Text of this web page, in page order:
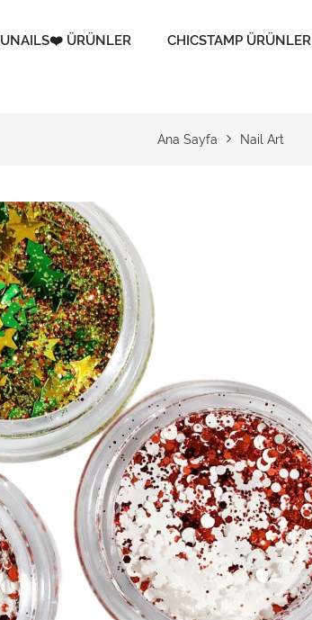
UNAILS❤️ ÜRÜNLER CHICSTAMP ÜRÜNLER
Ana Sayfa Nail Art